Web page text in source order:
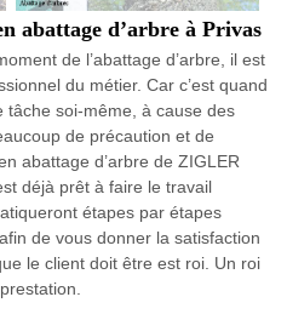
abattage d’arbre à Privas
de l’abattage d’arbre, il est
du métier. Car c’est quand
tâche soi-même, à cause des
de précaution et de
abattage d’arbre de ZIGLER
déjà prêt à faire le travail
étapes par étapes
de vous donner la satisfaction
le client doit être est roi. Un roi